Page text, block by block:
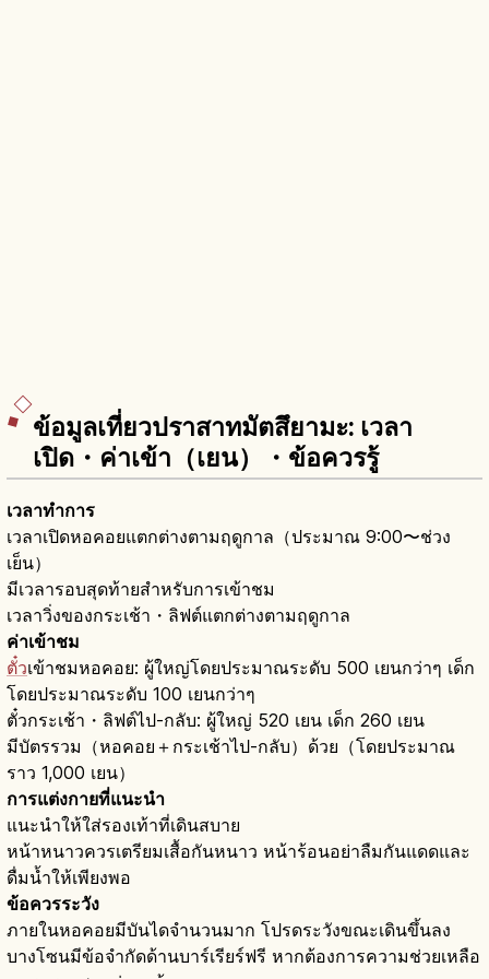
ข้อมูลเที่ยวปราสาทมัตสึยามะ: เวลา
เปิด・ค่าเข้า（เยน）・ข้อควรรู้
เวลาทำการ
เวลาเปิดหอคอยแตกต่างตามฤดูกาล（ประมาณ 9:00〜ช่วง
เย็น）
มีเวลารอบสุดท้ายสำหรับการเข้าชม
เวลาวิ่งของกระเช้า・ลิฟต์แตกต่างตามฤดูกาล
ค่าเข้าชม
ตั๋วเข้าชมหอคอย: ผู้ใหญ่โดยประมาณระดับ 500 เยนกว่าๆ เด็ก
โดยประมาณระดับ 100 เยนกว่าๆ
ตั๋วกระเช้า・ลิฟต์ไป-กลับ: ผู้ใหญ่ 520 เยน เด็ก 260 เยน
มีบัตรรวม（หอคอย＋กระเช้าไป-กลับ）ด้วย（โดยประมาณ
ราว 1,000 เยน）
การแต่งกายที่แนะนำ
แนะนำให้ใส่รองเท้าที่เดินสบาย
หน้าหนาวควรเตรียมเสื้อกันหนาว หน้าร้อนอย่าลืมกันแดดและ
ดื่มน้ำให้เพียงพอ
ข้อควรระวัง
ภายในหอคอยมีบันไดจำนวนมาก โปรดระวังขณะเดินขึ้นลง
บางโซนมีข้อจำกัดด้านบาร์เรียร์ฟรี หากต้องการความช่วยเหลือ